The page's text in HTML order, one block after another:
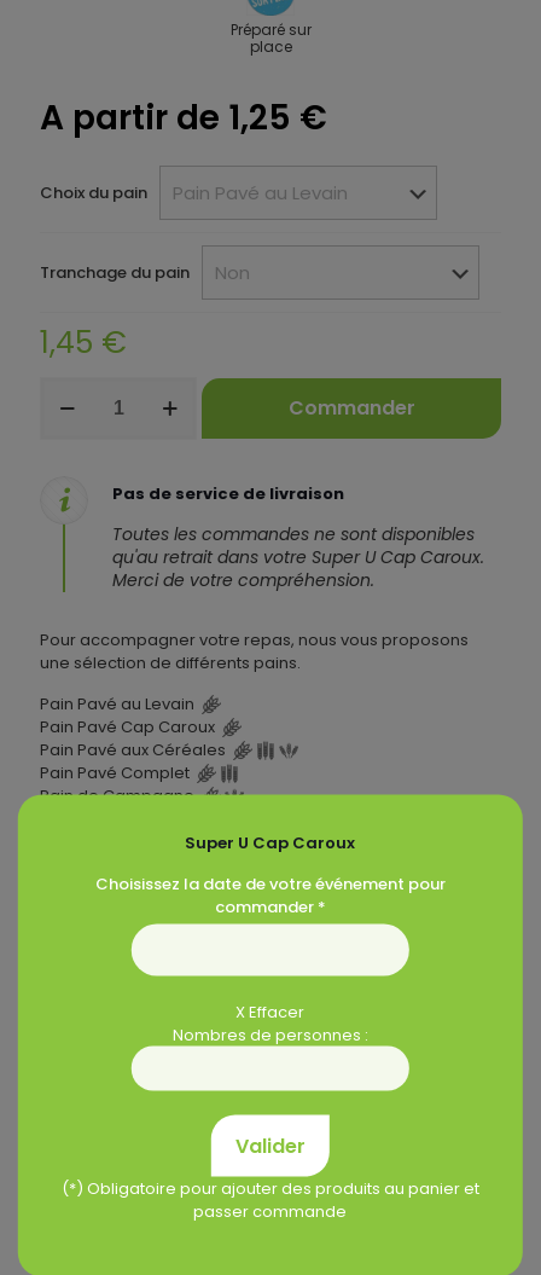
Préparé sur
place
A partir de 1,25 €
Choix du pain
Tranchage du pain
1,45 €
choix
Commander
Pas de service de livraison
Toutes les commandes ne sont disponibles
qu'au retrait dans votre Super U Cap Caroux.
Merci de votre compréhension.
Pour accompagner votre repas, nous vous proposons
une sélection de différents pains.
Pain Pavé au Levain
Pain Pavé Cap Caroux
Pain Pavé aux Céréales
Pain Pavé Complet
Pain de Campagne
Produits similaires
Super U Cap Caroux
Choisissez la date de votre événement pour
commander *
X Effacer
Nombres de personnes :
Valider
(*) Obligatoire pour ajouter des produits au panier et
passer commande